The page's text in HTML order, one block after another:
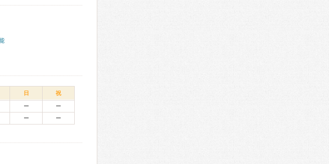
日 祝
ー
ー
ー ー